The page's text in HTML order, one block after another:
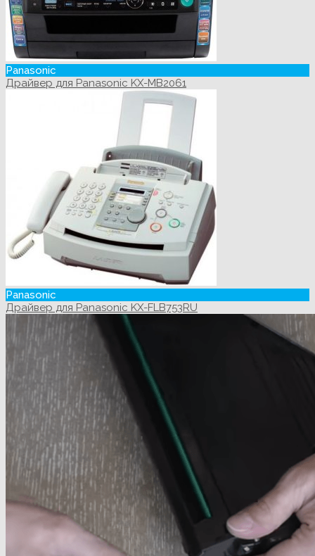
Panasonic
Драйвер для Panasonic KX-MB2061
Panasonic
Драйвер для Panasonic KX-FLB753RU